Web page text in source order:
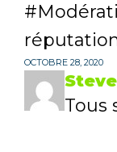
OCTOBRE 28, 2020
Tous